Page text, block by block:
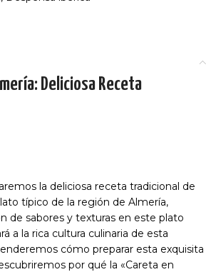
Deliciosa Receta
la deliciosa receta tradicional de
típico de la región de Almería,
de sabores y texturas en este plato
a la rica cultura culinaria de esta
cómo preparar esta exquisita
por qué la «Careta en